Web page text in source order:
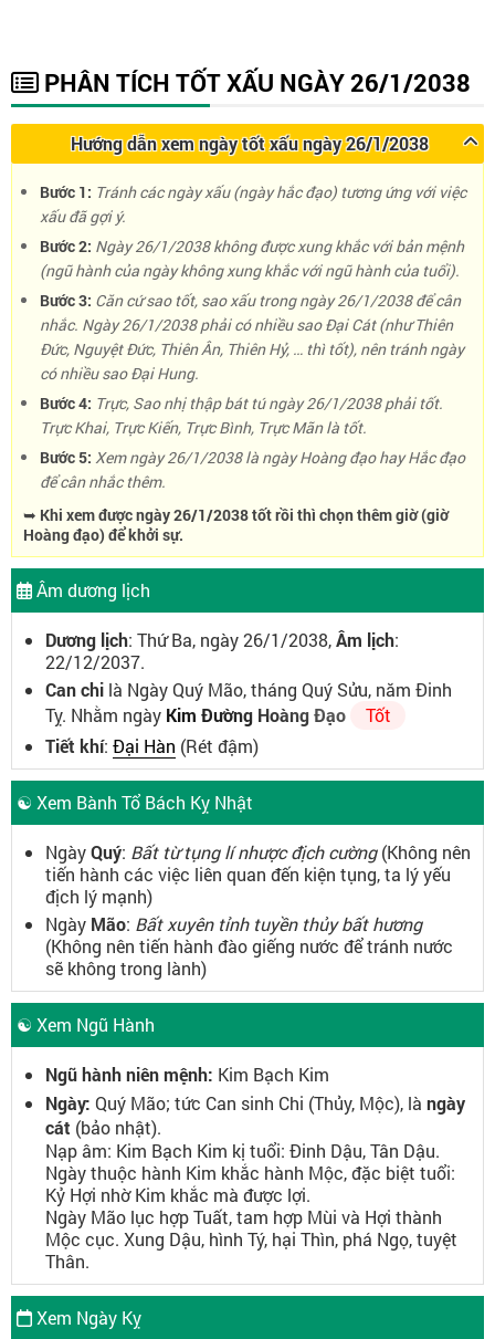
PHÂN TÍCH TỐT XẤU NGÀY 26/1/2038
Hướng dẫn xem ngày tốt xấu ngày 26/1/2038
Bước 1: Tránh các ngày xấu (ngày hắc đạo) tương ứng với việc
xấu đã gợi ý.
Bước 2: Ngày 26/1/2038 không được xung khắc với bản mệnh
(ngũ hành của ngày không xung khắc với ngũ hành của tuổi).
Bước 3: Căn cứ sao tốt, sao xấu trong ngày 26/1/2038 để cân
nhắc. Ngày 26/1/2038 phải có nhiều sao Đại Cát (như Thiên
Đức, Nguyệt Đức, Thiên Ân, Thiên Hỷ, … thì tốt), nên tránh ngày
có nhiều sao Đại Hung.
Bước 4: Trực, Sao nhị thập bát tú ngày 26/1/2038 phải tốt.
Trực Khai, Trực Kiến, Trực Bình, Trực Mãn là tốt.
Bước 5: Xem ngày 26/1/2038 là ngày Hoàng đạo hay Hắc đạo
để cân nhắc thêm.
➥ Khi xem được ngày 26/1/2038 tốt rồi thì chọn thêm giờ (giờ
Hoàng đạo) để khởi sự.
Âm dương lịch
Dương lịch: Thứ Ba, ngày 26/1/2038,Âm lịch:
22/12/2037.
Can chi là Ngày Quý Mão, tháng Quý Sửu, năm Đinh
Tỵ. Nhằm ngày Kim Đường Hoàng Đạo
Tốt
Tiết khí: Đại Hàn (Rét đậm)
☯ Xem Bành Tổ Bách Kỵ Nhật
NgàyQuý: Bất từ tụng lí nhược địch cường(Không nên
tiến hành các việc liên quan đến kiện tụng, ta lý yếu
địch lý mạnh)
Ngày Mão: Bất xuyên tỉnh tuyền thủy bất hương
(Không nên tiến hành đào giếng nước để tránh nước
sẽ không trong lành)
☯ Xem Ngũ Hành
Ngũ hành niên mệnh: Kim Bạch Kim
Ngày: Quý Mão; tức Can sinh Chi (Thủy, Mộc), là ngày
cát (bảo nhật).
Nạp âm: Kim Bạch Kim kị tuổi: Đinh Dậu, Tân Dậu.
Ngày thuộc hành Kim khắc hành Mộc, đặc biệt tuổi:
Kỷ Hợi nhờ Kim khắc mà được lợi.
Ngày Mão lục hợp Tuất, tam hợp Mùi và Hợi thành
Mộc cục. Xung Dậu, hình Tý, hại Thìn, phá Ngọ, tuyệt
Thân.
Xem Ngày Kỵ